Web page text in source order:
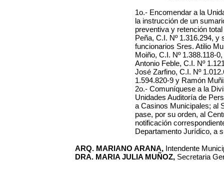
1o.- Encomendar a la
la instrucción de un
preventiva y retención
Peña, C.I. Nº 1.316.294,
funcionarios Sres. Atilio
Moiño, C.I. Nº 1.388.118-
Antonio Feble, C.I. Nº
José Zarfino, C.I. Nº
1.594.820-9 y Ramón
2o.- Comuníquese a la
Unidades Auditoría de
a Casinos Municipales; al
pase, por su orden, al
notificación
Departamento Jurídico, a
ARQ. MARIANO ARANA, Intendente
DRA. MARIA JULIA MUÑOZ, Secretaria